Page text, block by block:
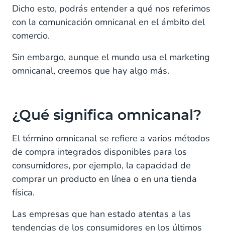
Dicho esto, podrás entender a qué nos referimos
con la comunicación omnicanal en el ámbito del
comercio.
Sin embargo, aunque el mundo usa el marketing
omnicanal, creemos que hay algo más.
¿Qué significa omnicanal?
El término omnicanal se refiere a varios métodos
de compra integrados disponibles para los
consumidores, por ejemplo, la capacidad de
comprar un producto en línea o en una tienda
física.
Las empresas que han estado atentas a las
tendencias de los consumidores en los últimos